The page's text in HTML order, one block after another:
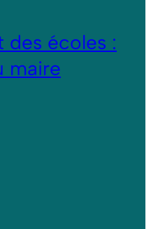
écoles :
maire